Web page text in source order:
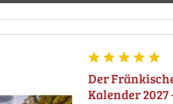
Der
Kalender 2027